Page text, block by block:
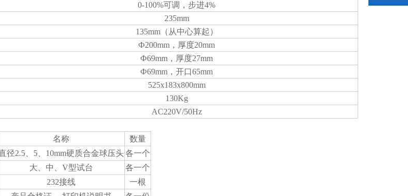
0-100%可调，步进4%
235mm
135mm（从中心算起）
Ф200mm，厚度20mm
Ф69mm，厚度27mm
Ф69mm，开口65mm
525x183x800mm
130Kg
AC220V/50Hz
名称
数量
径2.5、5、10mm硬质合金球压头各一个
大、中、V型试台
各一个
232接线
一根